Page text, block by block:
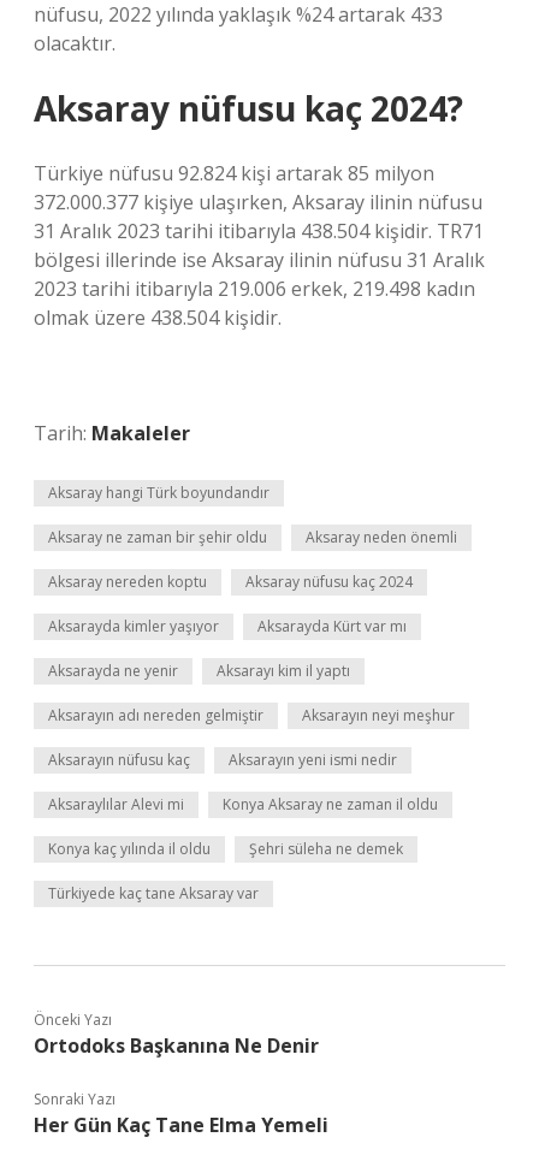
nüfusu, 2022 yılında yaklaşık %24 artarak 433
olacaktır.
Aksaray nüfusu kaç 2024?
Türkiye nüfusu 92.824 kişi artarak 85 milyon
372.000.377 kişiye ulaşırken, Aksaray ilinin nüfusu
31 Aralık 2023 tarihi itibarıyla 438.504 kişidir. TR71
bölgesi illerinde ise Aksaray ilinin nüfusu 31 Aralık
2023 tarihi itibarıyla 219.006 erkek, 219.498 kadın
olmak üzere 438.504 kişidir.
Tarih: Makaleler
Aksaray hangi Türk boyundandır
Aksaray ne zaman bir şehir oldu Aksaray neden önemli
Aksaray nereden koptu Aksaray nüfusu kaç 2024
Aksarayda kimler yaşıyor Aksarayda Kürt var mı
Aksarayda ne yenir Aksarayı kim il yaptı
Aksarayın adı nereden gelmiştir Aksarayın neyi meşhur
Aksarayın nüfusu kaç Aksarayın yeni ismi nedir
Aksaraylılar Alevi mi Konya Aksaray ne zaman il oldu
Konya kaç yılında il oldu Şehri süleha ne demek
Türkiyede kaç tane Aksaray var
Önceki Yazı
Ortodoks Başkanına Ne Denir
Sonraki Yazı
Her Gün Kaç Tane Elma Yemeli